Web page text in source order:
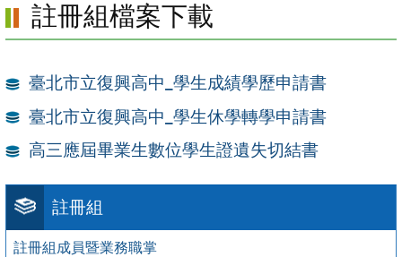
容
註冊組
註冊組成員暨業務職掌
註冊組檔案下載
臺北市立復興高中_學生成績學歷申請書
臺北市立復興高中_學生休學轉學申請書
高三應屆畢業生數位學生證遺失切結書